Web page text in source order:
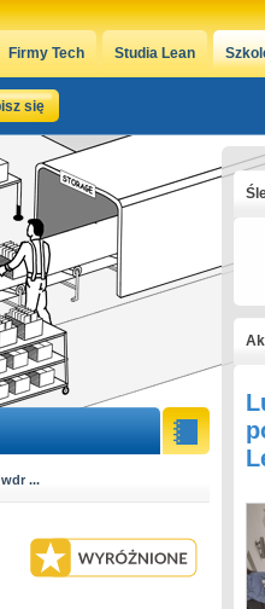
Firmy Tech Studia Lean
...